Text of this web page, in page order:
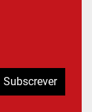
Subscrever